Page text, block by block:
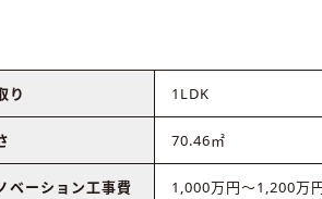
り 1LDK
70.46㎡
ベーション工事費 1,000万円～1,200万